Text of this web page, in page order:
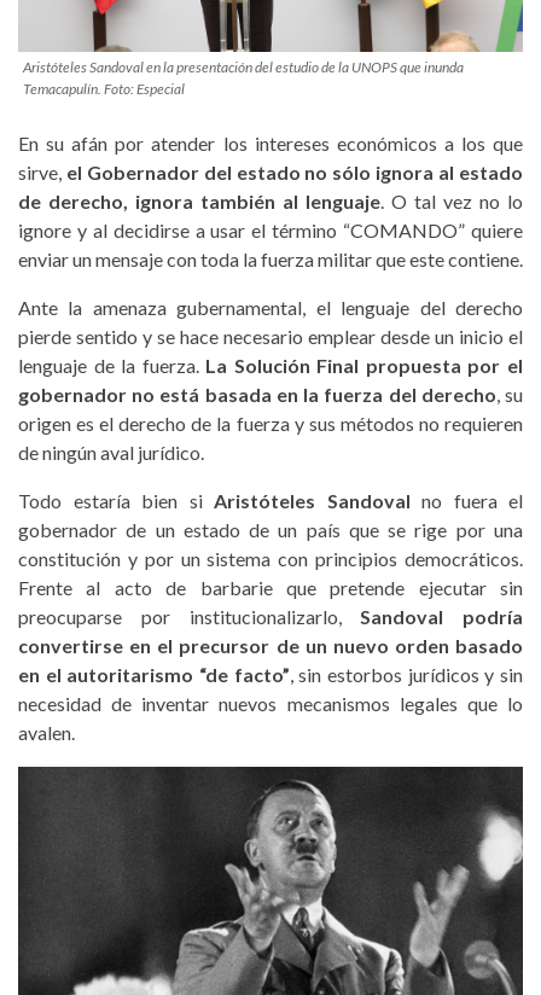
Aristóteles Sandoval en la presentación del estudio de la UNOPS que inunda
Temacapulín. Foto: Especial
En su afán por atender los intereses económicos a los que
sirve, el Gobernador del estado no sólo ignora al estado
de derecho, ignora también al lenguaje. O tal vez no lo
ignore y al decidirse a usar el término “COMANDO” quiere
enviar un mensaje con toda la fuerza militar que este contiene.
Ante la amenaza gubernamental, el lenguaje del derecho
pierde sentido y se hace necesario emplear desde un inicio el
lenguaje de la fuerza. La Solución Final propuesta por el
gobernador no está basada en la fuerza del derecho, su
origen es el derecho de la fuerza y sus métodos no requieren
de ningún aval jurídico.
Todo estaría bien si Aristóteles Sandoval no fuera el
gobernador de un estado de un país que se rige por una
constitución y por un sistema con principios democráticos.
Frente al acto de barbarie que pretende ejecutar sin
preocuparse por institucionalizarlo,Sandoval podría
convertirse en el precursor de un nuevo orden basado
en el autoritarismo “de facto”, sin estorbos jurídicos y sin
necesidad de inventar nuevos mecanismos legales que lo
avalen.